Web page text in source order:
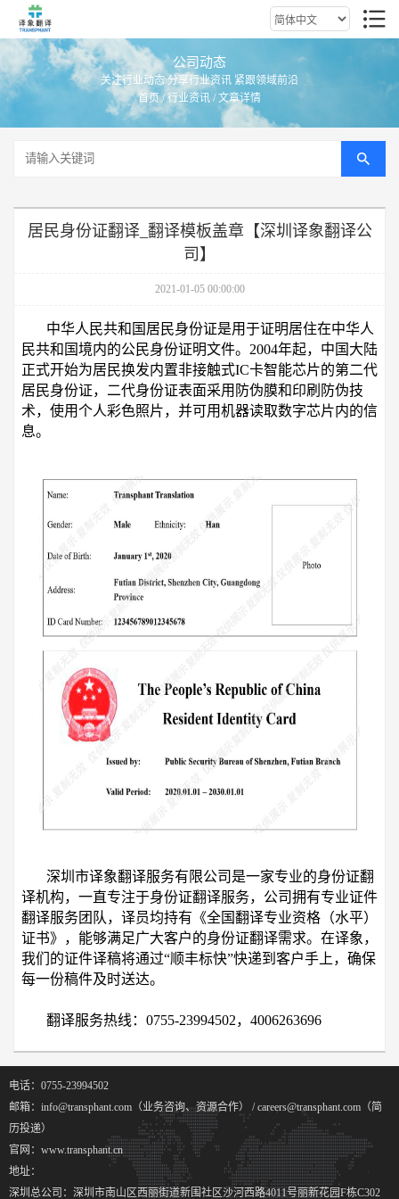
公司动态
关注行业动态 分享行业资讯 紧跟领域前沿
首页/行业资讯 / 文章详情
居民身份证翻译_翻译模板盖章【深圳译象翻译公
司】
2021-01-05 00:00:00
中华人民共和国居民身份证是用于证明居住在中华人
民共和国境内的公民身份证明文件。2004年起，中国大陆
正式开始为居民换发内置非接触式IC卡智能芯片的第二代
居民身份证，二代身份证表面采用防伪膜和印刷防伪技
术，使用个人彩色照片，并可用机器读取数字芯片内的信
息。
深圳市译象翻译服务有限公司是一家专业的身份证翻
译机构，一直专注于身份证翻译服务，公司拥有专业证件
翻译服务团队，译员均持有《全国翻译专业资格（水平）
证书》，能够满足广大客户的身份证翻译需求。在译象，
我们的证件译稿将通过“顺丰标快”快递到客户手上，确保
每一份稿件及时送达。
翻译服务热线：0755-23994502，4006263696
电话：0755-23994502
邮箱：info@transphant.com（业务咨询、资源合作） / careers@transphant.com（简
历投递）
官网：www.transphant.cn
地址：
深圳总公司：深圳市南山区西丽街道新围社区沙河西路4011号丽新花园F栋C302